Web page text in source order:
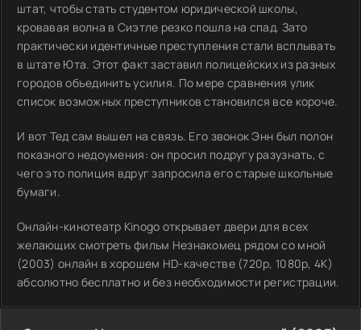
штат, чтобы стать студентом юридической школы,
кровавая волна в Сиэтле резко пошла на спад. Зато
практически идентичные преступления стали всплывать
в штате Юта. Этот факт заставил полицейских из разных
городов объединить усилия. По мере сравнения улик
список возможных преступников становился все короче.
И вот Тед сам вышел на связь. Его звонок Энн был полон
показного недоумения: он просил подругу разузнать, с
чего это полиция вдруг запросила его старые школьные
бумаги.
Онлайн-кинотеатр Kinogo открывает двери для всех
желающих смотреть фильм Незнакомец рядом со мной
(2003) онлайн в хорошем HD-качестве (720p, 1080p, 4K)
абсолютно бесплатно и без необходимости регистрации.